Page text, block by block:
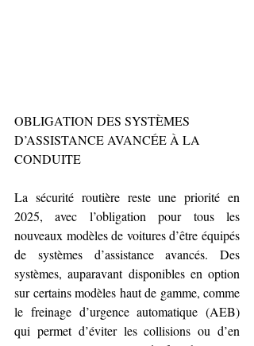
OBLIGATION DES SYSTÈMES
D’ASSISTANCE AVANCÉE À LA
CONDUITE
La sécurité routière reste une priorité en
2025, avec l’obligation pour tous les
nouveaux modèles de voitures d’être équipés
de systèmes d’assistance avancés. Des
systèmes, auparavant disponibles en option
sur certains modèles haut de gamme, comme
le freinage d’urgence automatique (AEB)
qui permet d’éviter les collisions ou d’en